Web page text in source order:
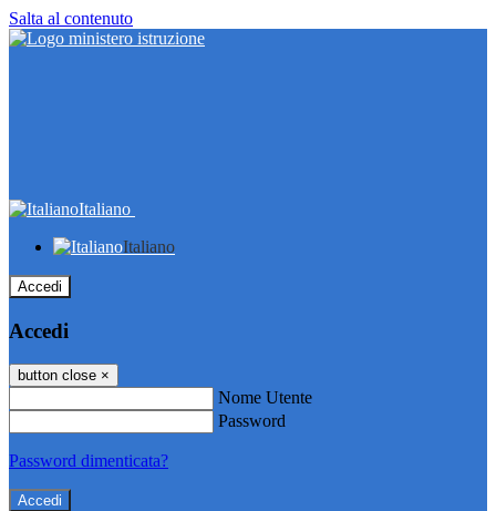
Salta al contenuto
Italiano
Italiano
Accedi
Accedi
button close ×
Nome Utente
Password
Password dimenticata?